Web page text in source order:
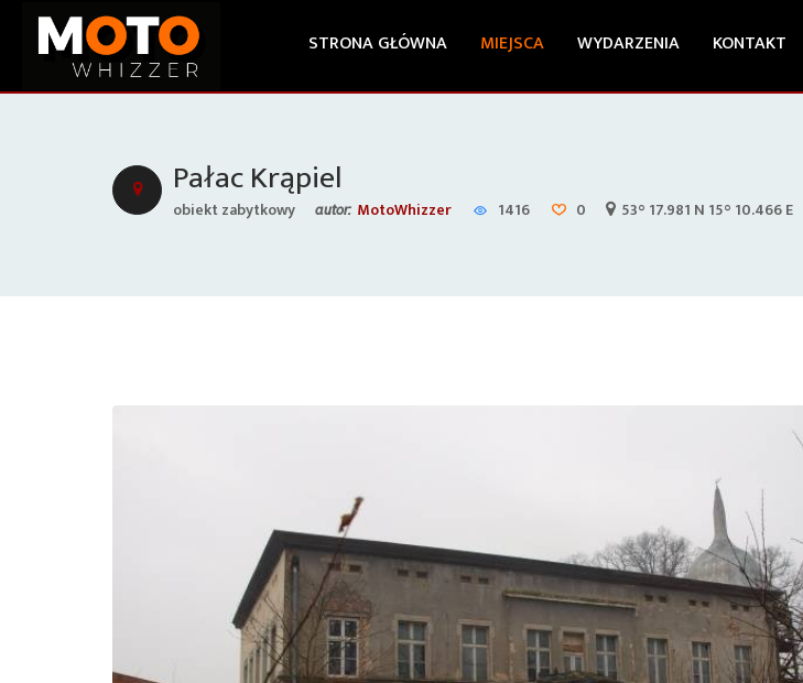
STRONA GŁÓWNA MIEJSCA WYDARZENIA KONTAKT
Pałac Krąpiel
obiekt zabytkowy autor: MotoWhizzer 1416 0 53° 17.981 N 15° 10.466 E